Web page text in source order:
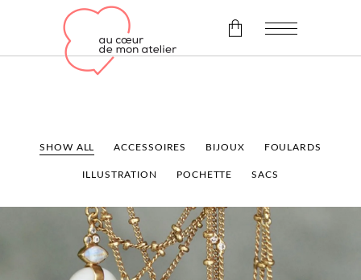
SHOW ALL ACCESSOIRES BIJOUX FOULARDS
ILLUSTRATION POCHETTE SACS